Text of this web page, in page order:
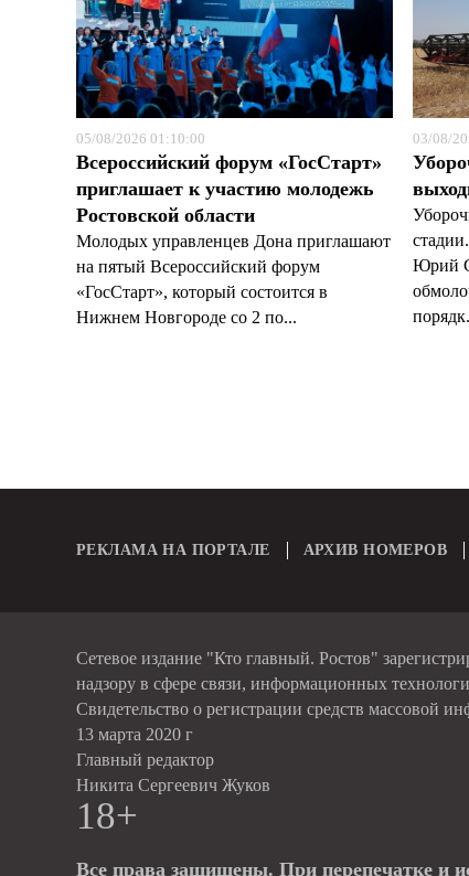
05/08/2026 01:10:00
Всероссийский форум «ГосСтарт»
приглашает к участию молодежь
Ростовской области
Молодых управленцев Дона приглашают
на пятый Всероссийский форум
«ГосСтарт», который состоится в
Нижнем Новгороде со 2 по...
03/08/
Юрий
РЕКЛАМА НА ПОРТАЛЕ АРХИВ НОМЕРОВ
Сетевое издание "Кто главный. Ростов"
надзору в сфере связи, информационных
Свидетельство о регистрации средств массовой
13 марта 2020 г
Главный редактор
Никита Сергеевич Жуков
18+
Все права защищены. При перепечатке и